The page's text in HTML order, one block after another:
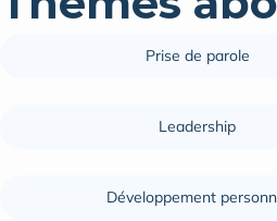
Prise de parole
Leadership
Développement